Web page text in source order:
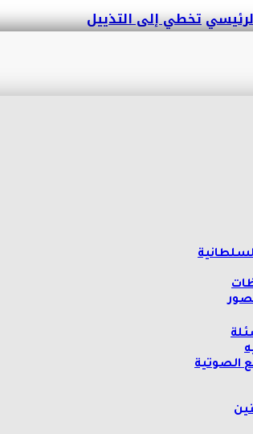
تخطي إلى التذييل
الصوتية